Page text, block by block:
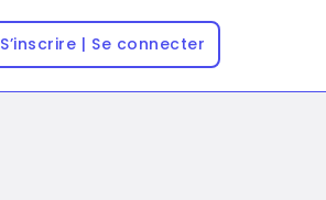
S’inscrire | Se connecter